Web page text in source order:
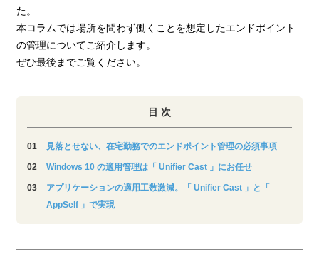
た。
本コラムでは場所を問わず働くことを想定したエンドポイント
の管理についてご紹介します。
ぜひ最後までご覧ください。
目 次
見落とせない、在宅勤務でのエンドポイント管理の必須事項
Windows 10 の適用管理は「 Unifier Cast 」にお任せ
アプリケーションの適用工数激減。「 Unifier Cast 」と「
AppSelf 」で実現